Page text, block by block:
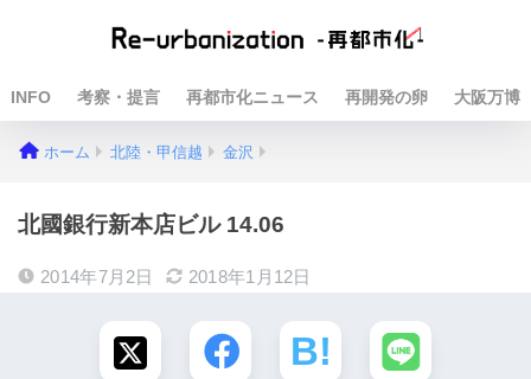
INFO 考察・提言 再都市化ニュース 再開発の卵 大阪万博
ホーム 北陸・甲信越 金沢
北國銀行新本店ビル 14.06
2014年7月2日 2018年1月12日